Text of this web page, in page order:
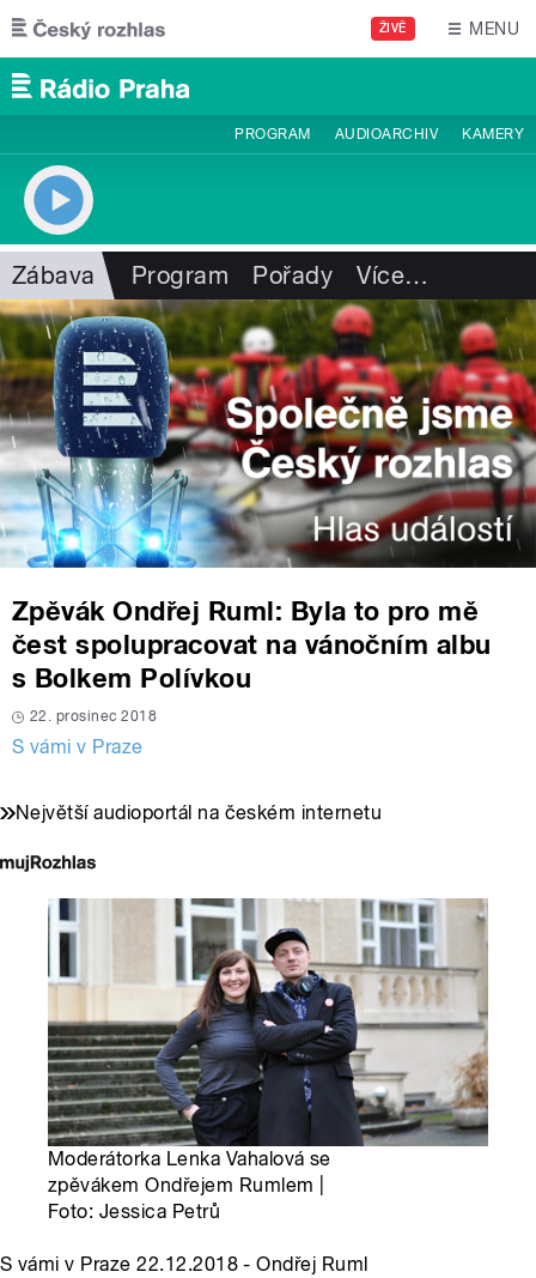
Přejít k hlavnímu obsahu
ŽIVĚ MENU
PROGRAM AUDIOARCHIV KAMERY
Zábava Program Pořady Více…
Zpěvák Ondřej Ruml: Byla to pro mě
čest spolupracovat na vánočním albu
s Bolkem Polívkou
22. prosinec 2018
S vámi v Praze
Největší audioportál na českém internetu
Moderátorka Lenka Vahalová se
zpěvákem Ondřejem Rumlem |
Foto: Jessica Petrů
S vámi v Praze 22.12.2018 - Ondřej Ruml